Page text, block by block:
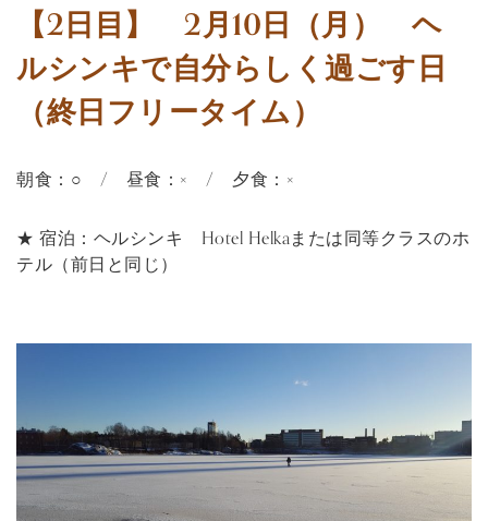
【2日目】 2月10日（月） ヘ
ルシンキで自分らしく過ごす日
（終日フリータイム）
朝食：○ / 昼食：× / 夕食：×
★ 宿泊：ヘルシンキ Hotel Helkaまたは同等クラスのホ
テル（前日と同じ）